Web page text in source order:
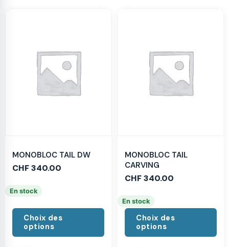
MONOBLOC TAIL DW
CHF340.00
En stock
Choix des
options
MONOBLOC TAIL
CARVING
CHF340.00
En stock
Choix des
options